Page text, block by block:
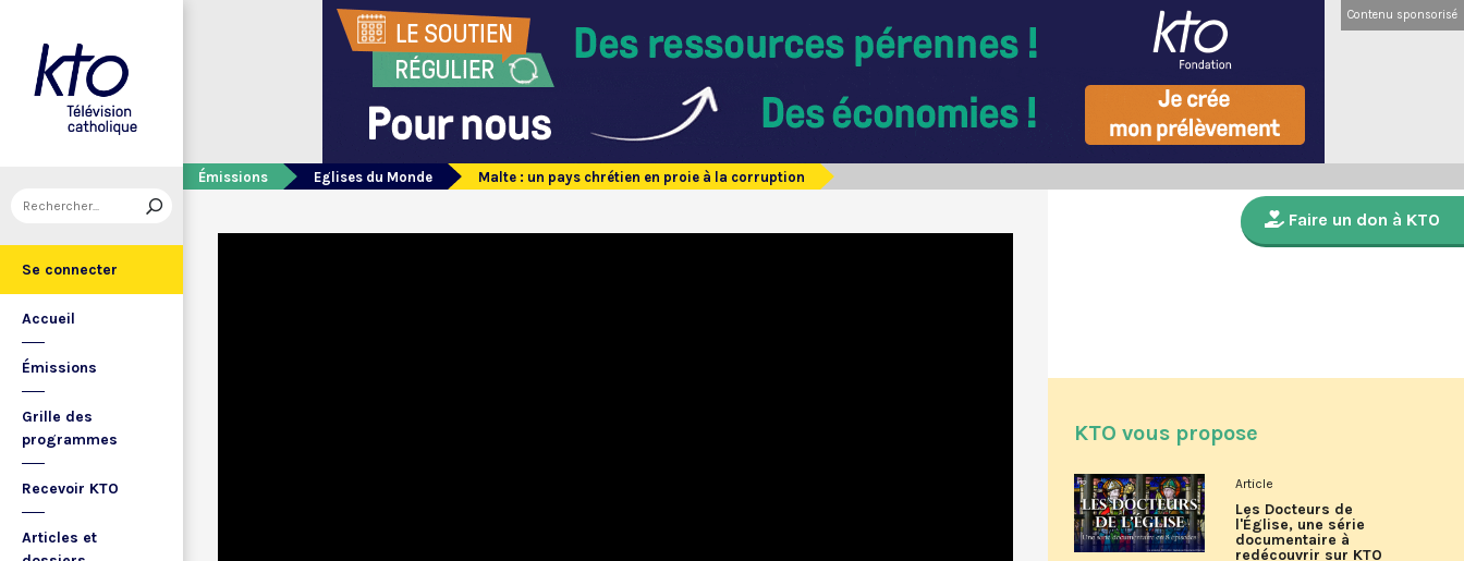
Se connecter
Accueil
Émissions
Grille des
programmes
Recevoir KTO
Articles et
Contenu sponsorisé
Émissions Eglises du Monde Malte : un pays chrétien en proie à la corruption
Faire un don à KTO
KTO vous propose
Article
Les Docteurs de
l'Église, une série
documentaire à
redécouvrir sur KTO